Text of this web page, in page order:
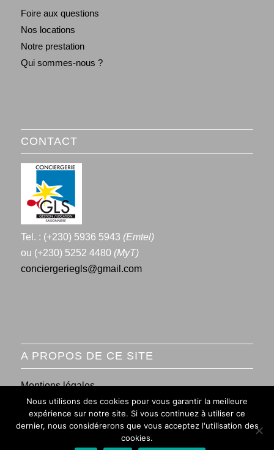
Foire aux questions
Nos locations
Notre prestation
Qui sommes-nous ?
CONTACT
Tel. : (+230) 5936 5943 (Emtel)
ou (+230) 5252 4480 (MyT)
conciergeriegls@gmail.com
A PROPOS DE CE SITE
Mentions légales
Conditions générales de vente
Nous utilisons des cookies pour vous garantir la meilleure
expérience sur notre site. Si vous continuez à utiliser ce
dernier, nous considérerons que vous acceptez l'utilisation des
cookies.